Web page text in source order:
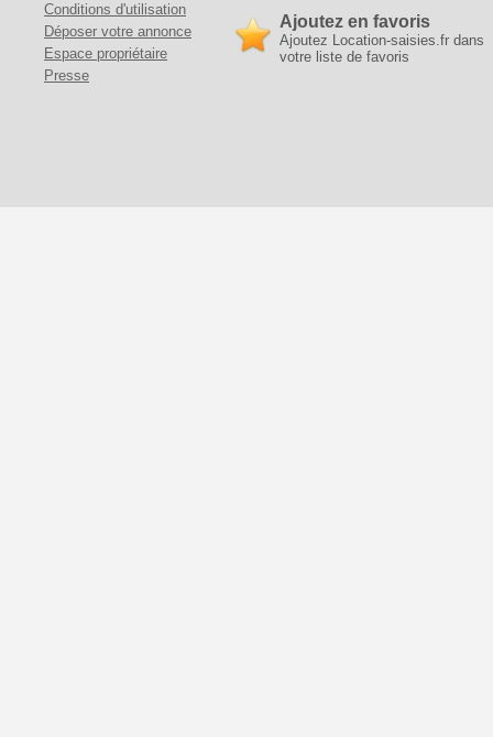
Conditions d'utilisation
Déposer votre annonce
Espace propriétaire
Presse
Ajoutez en favoris
Ajoutez Location-saisies.fr dans
votre liste de favoris